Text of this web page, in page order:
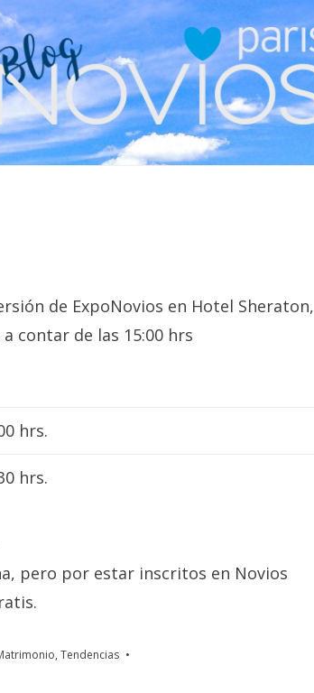
de ExpoNovios en Hotel Sheraton,
contar de las 15:00 hrs
hrs.
hrs.
pero por estar inscritos en Novios
, Tendencias